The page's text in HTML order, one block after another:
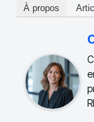
À propos